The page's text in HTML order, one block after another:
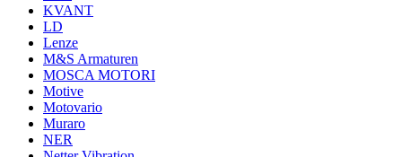
KVANT
LD
Lenze
M&S Armaturen
MOSCA MOTORI
Motive
Motovario
Muraro
NER